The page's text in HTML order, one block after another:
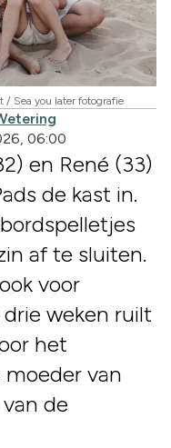
/ Sea you later fotografie
06:00
en René (33)
de kast in.
af te sluiten.
voor
weken ruilt
het
moeder van
de